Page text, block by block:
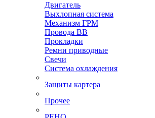
Двигатель
Выхлопная система
Механизм ГРМ
Провода ВВ
Прокладки
Ремни приводные
Свечи
Система охлаждения
Защиты картера
Прочее